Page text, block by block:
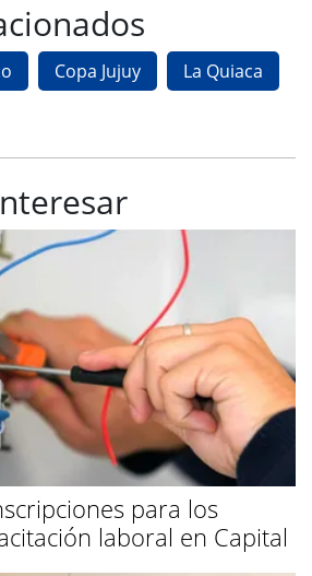
Copa Jujuy
La Quiaca
para los
laboral en Capital